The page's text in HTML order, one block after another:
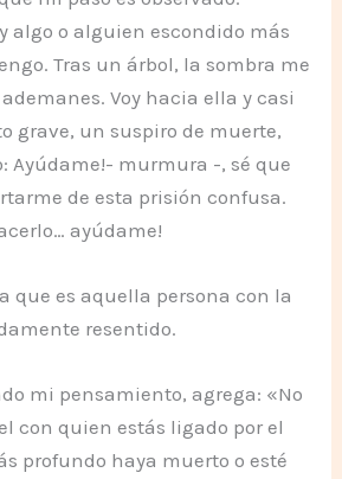
algo o alguien escondido más
Tras un árbol, la sombra me
Voy hacia ella y casi
grave, un suspiro de muerte,
Ayúdame!- murmura -, sé que
de esta prisión confusa.
ayúdame!
que es aquella persona con la
resentido.
mi pensamiento, agrega: «No
con quien estás ligado por el
profundo haya muerto o esté